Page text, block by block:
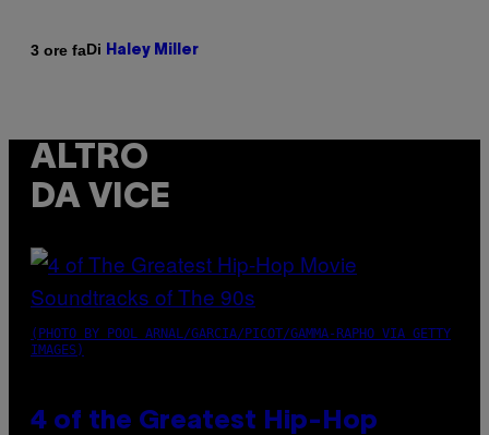
3 ore faDi Haley Miller
ALTRO
DA VICE
(PHOTO BY POOL ARNAL/GARCIA/PICOT/GAMMA-RAPHO VIA GETTY
IMAGES)
4 of the Greatest Hip-Hop